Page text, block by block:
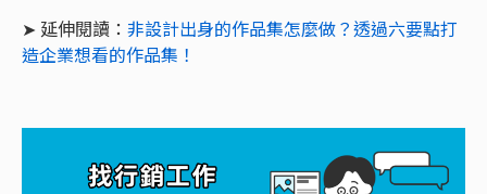
➤ 延伸閱讀： 非設計出身的作品集怎麼做？透過六要點打
造企業想看的作品集！